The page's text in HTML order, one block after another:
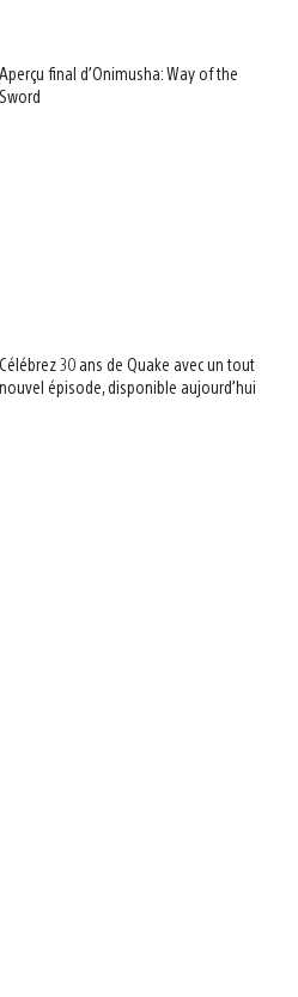
Aperçu final d’Onimusha: Way of the
Sword
Célébrez 30 ans de Quake avec un tout
nouvel épisode, disponible aujourd’hui